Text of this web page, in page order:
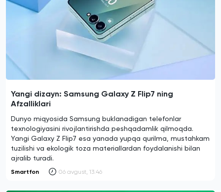
Yangi dizayn: Samsung Galaxy Z Flip7 ning
Afzalliklari
Dunyo miqyosida Samsung buklanadigan telefonlar
texnologiyasini rivojlantirishda peshqadamlik qilmoqda.
Yangi Galaxy Z Flip7 esa yanada yupqa qurilma, mustahkam
tuzilishi va ekologik toza materiallardan foydalanishi bilan
ajralib turadi.
Smartfon 06 avgust, 13:46